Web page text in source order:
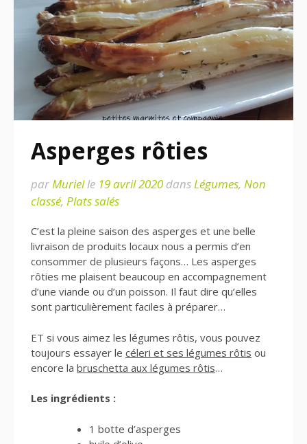
Asperges rôties
parMurielle 19 avril 2020 dansLégumes, Non
classé, Plats salés
C’est la pleine saison des asperges et une belle
livraison de produits locaux nous a permis d’en
consommer de plusieurs façons… Les asperges
rôties me plaisent beaucoup en accompagnement
d’une viande ou d’un poisson. Il faut dire qu’elles
sont particulièrement faciles à préparer…
ET si vous aimez les légumes rôtis, vous pouvez
toujours essayer le céleri et ses légumes rôtis ou
encore la bruschetta aux légumes rôtis…
Les ingrédients :
1 botte d’asperges